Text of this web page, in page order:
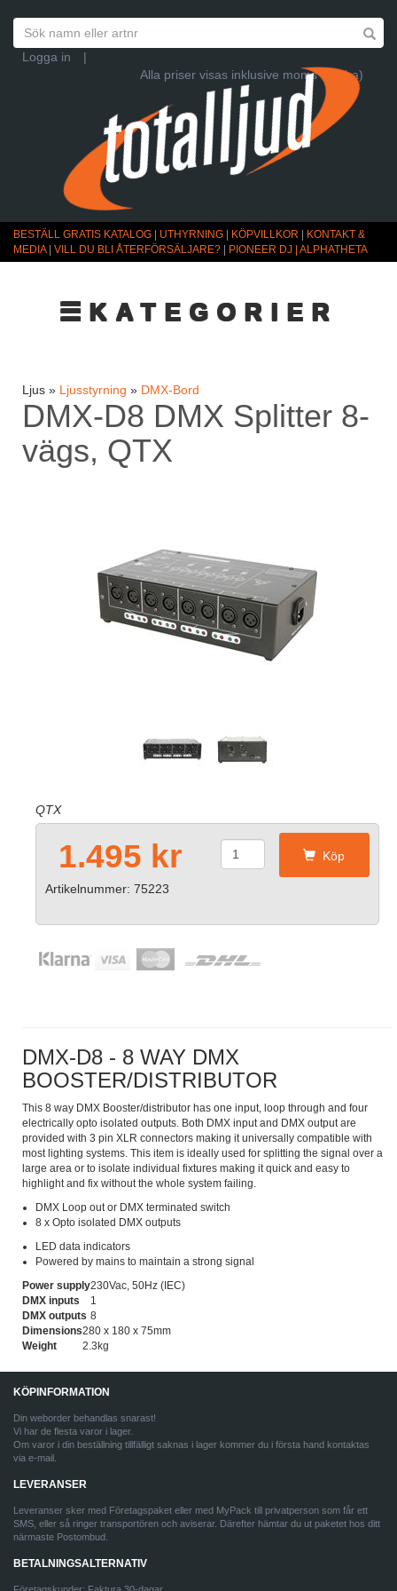
Logga in
|
Alla priser visas inklusive moms (Ändra)
BESTÄLL GRATIS KATALOG UTHYRNING KÖPVILLKOR
KONTAKT &
MEDIA| VILL DU BLI ÅTERFÖRSÄLJARE? PIONEER DJ | ALPHATHETA
☰KATEGORIER
Ljus » Ljusstyrning » DMX-Bord
DMX-D8 DMX Splitter 8-
vägs, QTX
QTX
1.495 kr Köp
Artikelnummer: 75223
DMX-D8 - 8 WAY DMX
BOOSTER/DISTRIBUTOR
This 8 way DMX Booster/distributor has one input, loop through and four
electrically opto isolated outputs. Both DMX input and DMX output are
provided with 3 pin XLR connectors making it universally compatible with
most lighting systems. This item is ideally used for splitting the signal over a
large area or to isolate individual fixtures making it quick and easy to
highlight and fix without the whole system failing.
DMX Loop out or DMX terminated switch
8 x Opto isolated DMX outputs
LED data indicators
Powered by mains to maintain a strong signal
Power supply230Vac, 50Hz (IEC)
DMX inputs
1
DMX outputs 8
Dimensions280 x 180 x 75mm
Weight
2.3kg
KÖPINFORMATION
Din weborder behandlas snarast!
Vi har de flesta varor i lager.
Om varor i din beställning tillfälligt saknas i lager kommer du i första hand kontaktas
via e-mail.
LEVERANSER
Leveranser sker med Företagspaket eller med MyPack till privatperson som får ett
SMS, eller så ringer transportören och aviserar. Därefter hämtar du ut paketet hos ditt
närmaste Postombud.
BETALNINGSALTERNATIV